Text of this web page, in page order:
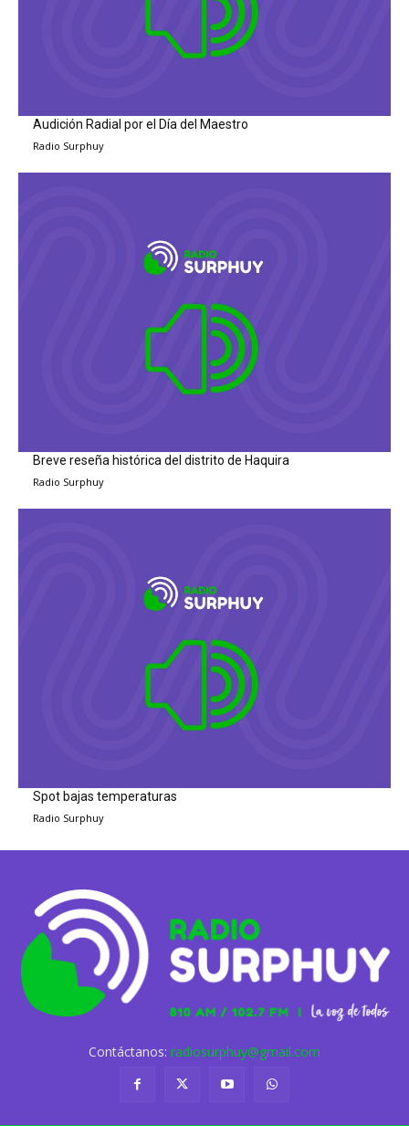
Audición Radial por el Día del Maestro
Radio Surphuy
Breve reseña histórica del distrito de Haquira
Radio Surphuy
Spot bajas temperaturas
Radio Surphuy
Contáctanos: radiosurphuy@gmail.com